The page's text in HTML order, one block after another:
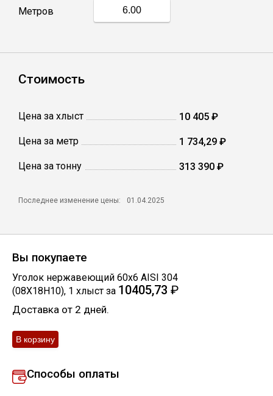
Профлист
Винтовые сваи
Сетка кладочная
Круги абразивные
Скобо-гибочные изделия
Остальное
Метров
Стоимость
Цена за хлыст 10 405 ₽
Цена за метр 1 734,29 ₽
Цена за тонну 313 390 ₽
Последнее изменение цены: 01.04.2025
Вы покупаете
Уголок нержавеющий 60х6 AISI 304
(08Х18Н10), 1 хлыст за 10405,73 ₽
Доставка от 2 дней.
Способы оплаты